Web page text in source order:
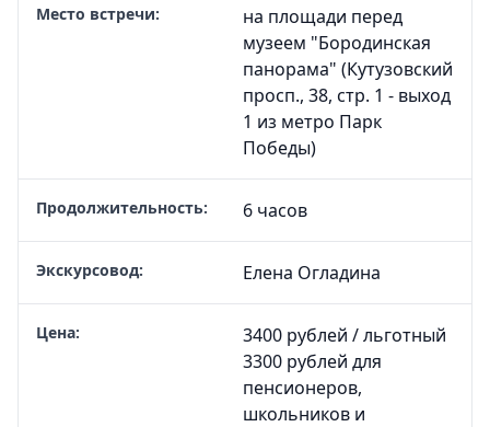
Место встречи:
на площади перед
музеем "Бородинская
панорама" (Кутузовский
просп., 38, стр. 1 - выход
1 из метро Парк
Победы)
Продолжительность: 6 часов
Экскурсовод: Елена Огладина
Цена:
3400 рублей / льготный
3300 рублей для
пенсионеров,
школьников и